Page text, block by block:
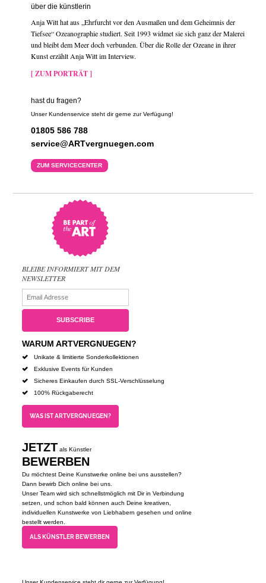
über die künstlerin
Anja Witt hat aus „Ehrfurcht vor den Ausmaßen und dem Geheimnis der
Tiefsee“ Ozeanographie studiert. Seit 1993 widmet sie sich ganz der Malerei
und bleibt dem Meer doch verbunden. Über die Rolle der Ozeane in ihrer
Kunst erzählt Anja Witt im Interview.
[ ZUM PORTRÄT ]
hast du fragen?
Unser Kundenservice steht dir gerne zur Verfügung!
01805 586 788
service@ARTvergnuegen.com
ZUM SERVICECENTER
BLEIBE INFORMIERT MIT DEM
NEWSLETTER
WARUM ARTVERGNUEGEN?
Unikate & limitierte Sonderkollektionen
Exklusive Events für Kunden
Sicheres Einkaufen durch SSL-Verschlüsselung
100% Rückgaberecht
WAS IST ARTVERGNUEGEN?
JETZT als Künstler
BEWERBEN
Du möchtest Deine Kunstwerke online bei uns ausstellen?
Dann bewirb Dich online bei uns.
Unser Team wird sich schnellstmöglich mit Dir in Verbindung
setzen, und schon bald können auch Deine kreativen,
individuellen Kunstwerke von Liebhabern gesehen und online
bestellt werden.
ALS KÜNSTLER BEWERBEN